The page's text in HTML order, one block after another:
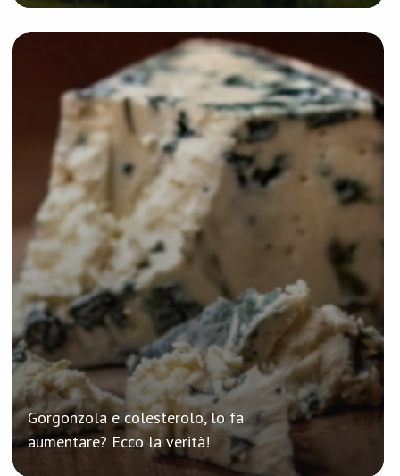
Gorgonzola e colesterolo, lo fa
aumentare? Ecco la verità!